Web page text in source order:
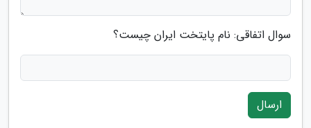
سوال اتفاقی: نام پایتخت ایران چیست؟
ارسال